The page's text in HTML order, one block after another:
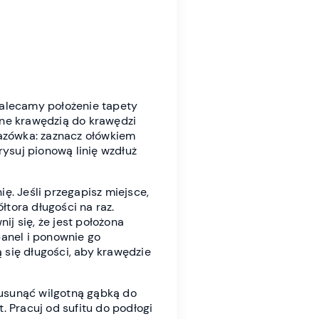
położenie tapety
krawędzią do krawędzi
zaznacz ołówkiem
pionową linię wzdłuż
Jeśli przegapisz miejsce,
długości na raz.
się, że jest położona
i ponownie go
długości, aby krawędzie
wilgotną gąbką do
Pracuj od sufitu do podłogi